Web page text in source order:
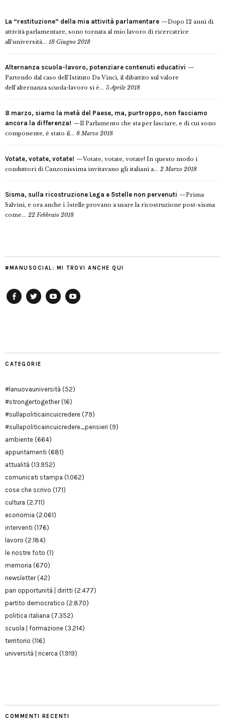
La “restituzione” della mia attività parlamentare
Dopo 12 anni di
attività parlamentare, sono tornata al mio lavoro di ricercatrice
all’università... 18 Giugno 2018
Alternanza scuola-lavoro, potenziare contenuti educativi
Partendo dal caso dell’Istituto Da Vinci, il dibattito sul valore
dell’alternanza scuola-lavoro si è... 5 Aprile 2018
8 marzo, siamo la metà del Paese, ma, purtroppo, non facciamo
ancora la differenza!
Il Parlamento che sta per lasciare, e di cui sono
componente, è stato il... 8 Marzo 2018
Votate, votate, votate!
Votate, votate, votate! In questo modo i
conduttori di Canzonissima invitavano gli italiani a... 2 Marzo 2018
Sisma, sulla ricostruzione Lega e 5stelle non pervenuti
Prima
Salvini, e ora anche i 5stelle provano a usare la ricostruzione post-sisma
come... 22 Febbraio 2018
#MANUSOCIAL: MI TROVI ANCHE QUI
CATEGORIE
#lanuovauniversità (52)
#strongertogether(16)
#sullapoliticaincuicredere (79)
#sullapoliticaincuicredere_pensieri (9)
ambiente (664)
appuntamenti (681)
attualità (13.952)
comunicati stampa (1.062)
cose che scrivo (171)
cultura (2.711)
economia (2.061)
interventi (176)
lavoro (2.184)
le nostre foto (1)
memoria (670)
newsletter(42)
pari opportunità | diritti (2.477)
partito democratico (2.870)
politica italiana (7.352)
scuola | formazione (3.214)
territorio (116)
università | ricerca (1.919)
COMMENTI RECENTI